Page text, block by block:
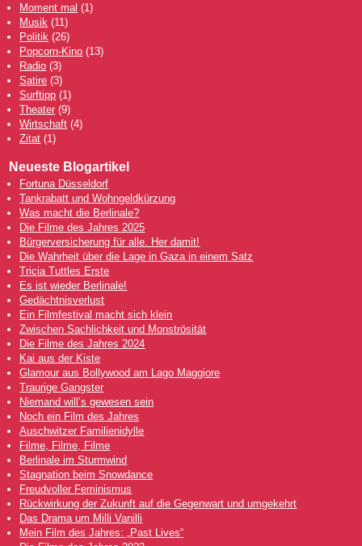
Moment mal (1)
Musik (11)
Politik (26)
Popcorn-Kino (13)
Radio (3)
Satire (3)
Surftipp (1)
Theater (9)
Wirtschaft (4)
Zitat (1)
Neueste Blogartikel
Fortuna Düsseldorf
Tankrabatt und Wohngeldkürzung
Was macht die Berlinale?
Die Filme des Jahres 2025
Bürgerversicherung für alle. Her damit!
Die Wahrheit über die Lage in Gaza in einem Satz
Tricia Tuttles Erste
Es ist wieder Berlinale!
Gedächtnisverlust
Ein Filmfestival macht sich klein
Zwischen Sachlichkeit und Monströsität
Die Filme des Jahres 2024
Kai aus der Kiste
Glamour aus Bollywood am Lago Maggiore
Traurige Gangster
Niemand will’s gewesen sein
Noch ein Film des Jahres
Auschwitzer Familienidylle
Filme, Filme, Filme
Berlinale im Sturmwind
Stagnation beim Snowdance
Freudvoller Feminismus
Rückwirkung der Zukunft auf die Gegenwart und umgekehrt
Das Drama um Milli Vanilli
Mein Film des Jahres: „Past Lives“